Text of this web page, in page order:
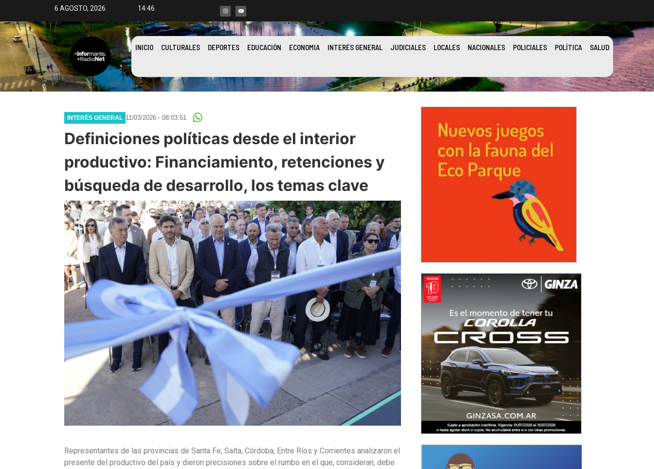
6 AGOSTO, 2026 14:46
INICIO CULTURALES DEPORTES EDUCACIÓN ECONOMIA INTERÉS GENERAL JUDICIALES LOCALES NACIONALES POLICIALES POLÍTICA SALUD
INTERÉS GENERAL 11/03/2026 - 08:03:51
Definiciones políticas desde el interior
productivo: Financiamiento, retenciones y
búsqueda de desarrollo, los temas clave
Representantes de las provincias de Santa Fe, Salta, Córdoba, Entre Ríos y Corrientes analizaron el
presente del productivo del país y dieron precisiones sobre el rumbo en el que, consideran, debe